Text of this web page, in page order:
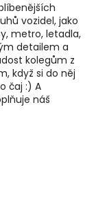
vozidel, jako
metro, letadla,
detailem a
kolegům z
když si do něj
čaj :) A
náš